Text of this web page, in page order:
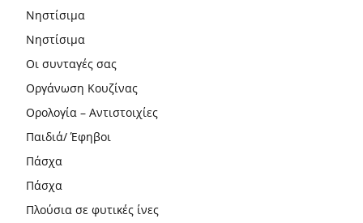
Νηστίσιμα
Νηστίσιμα
Οι συνταγές σας
Οργάνωση Κουζίνας
Ορολογία – Αντιστοιχίες
Παιδιά/ Έφηβοι
Πάσχα
Πάσχα
Πλούσια σε φυτικές ίνες